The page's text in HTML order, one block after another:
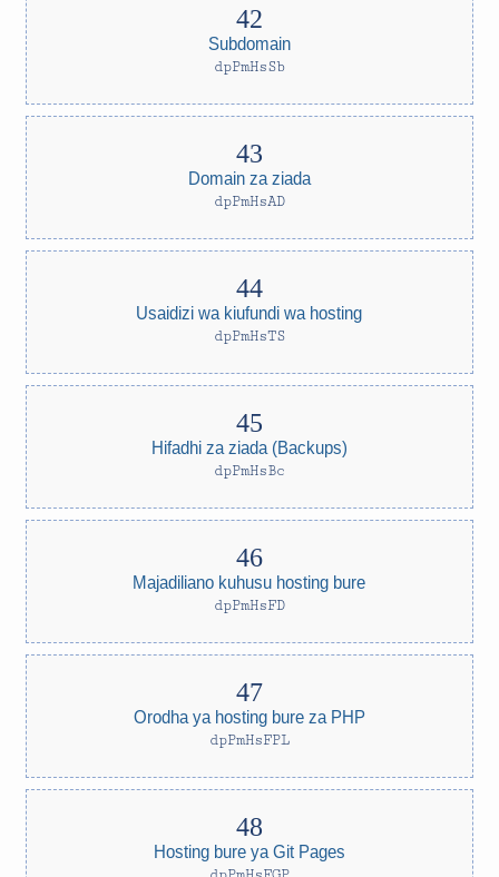
Subdomain
dpPmHsSb
Domain za ziada
dpPmHsAD
Usaidizi wa kiufundi wa hosting
dpPmHsTS
Hifadhi za ziada (Backups)
dpPmHsBc
Majadiliano kuhusu hosting bure
dpPmHsFD
Orodha ya hosting bure za PHP
dpPmHsFPL
Hosting bure ya Git Pages